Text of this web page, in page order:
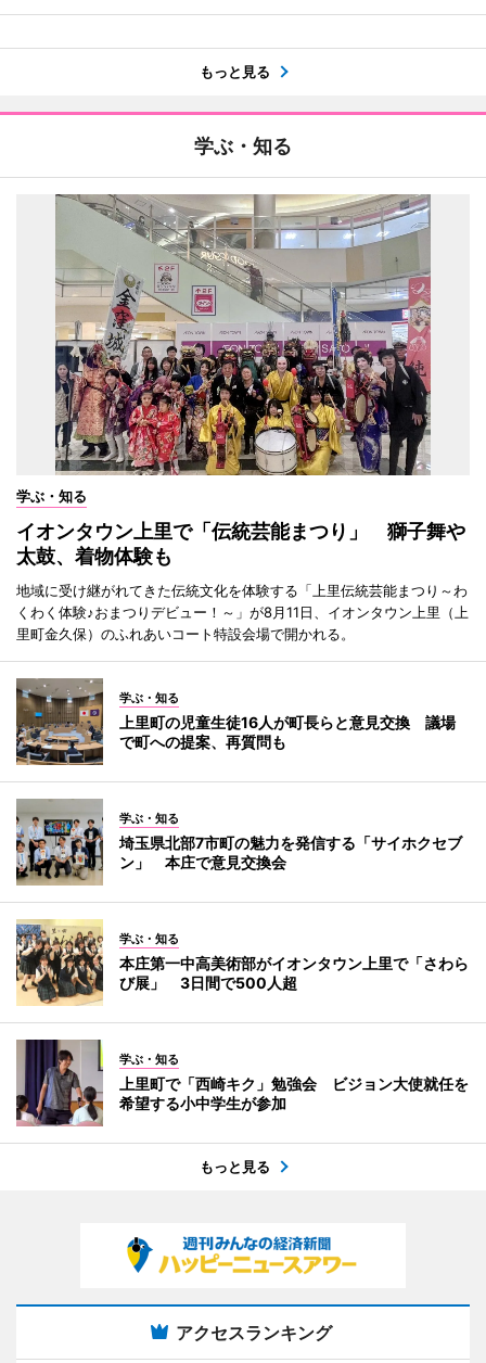
もっと見る
学ぶ・知る
学ぶ・知る
イオンタウン上里で「伝統芸能まつり」 獅子舞や
太鼓、着物体験も
地域に受け継がれてきた伝統文化を体験する「上里伝統芸能まつり～わ
くわく体験♪おまつりデビュー！～」が8月11日、イオンタウン上里（上
里町金久保）のふれあいコート特設会場で開かれる。
学ぶ・知る
上里町の児童生徒16人が町長らと意見交換 議場
で町への提案、再質問も
学ぶ・知る
埼玉県北部7市町の魅力を発信する「サイホクセブ
ン」 本庄で意見交換会
学ぶ・知る
本庄第一中高美術部がイオンタウン上里で「さわら
び展」 3日間で500人超
学ぶ・知る
上里町で「西崎キク」勉強会 ビジョン大使就任を
希望する小中学生が参加
もっと見る
アクセスランキング